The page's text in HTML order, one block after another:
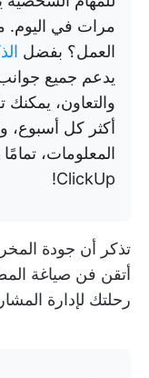
مرات في اليوم.
العمل؟ بفضل
يدعم جميع جوانب
أكثر كل
ClickUp!
تذكر أن جودة
أتقن فن صياغة
رحلتك لإدارة